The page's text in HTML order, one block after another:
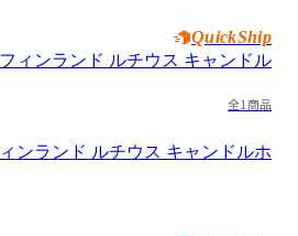
QuickShip
全1商品
ンランド ルチウス キャンドルホ